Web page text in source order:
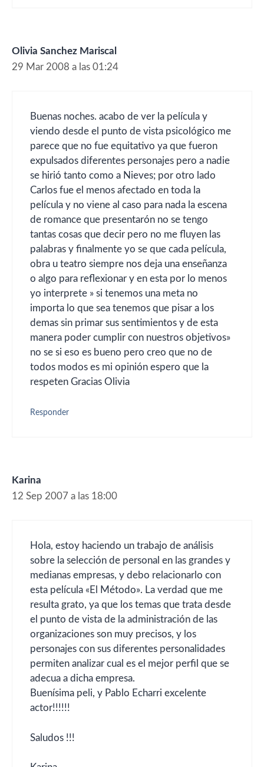
Olivia Sanchez Mariscal
29 Mar 2008 a las 01:24
Buenas noches. acabo de ver la película y
viendo desde el punto de vista psicológico me
parece que no fue equitativo ya que fueron
expulsados diferentes personajes pero a nadie
se hirió tanto como a Nieves; por otro lado
Carlos fue el menos afectado en toda la
película y no viene al caso para nada la escena
de romance que presentarón no se tengo
tantas cosas que decir pero no me fluyen las
palabras y finalmente yo se que cada película,
obra u teatro siempre nos deja una enseñanza
o algo para reflexionar y en esta por lo menos
yo interprete » si tenemos una meta no
importa lo que sea tenemos que pisar a los
demas sin primar sus sentimientos y de esta
manera poder cumplir con nuestros objetivos»
no se si eso es bueno pero creo que no de
todos modos es mi opinión espero que la
respeten Gracias Olivia
Responder
Karina
12 Sep 2007 a las 18:00
Hola, estoy haciendo un trabajo de análisis
sobre la selección de personal en las grandes y
medianas empresas, y debo relacionarlo con
esta película «El Método». La verdad que me
resulta grato, ya que los temas que trata desde
el punto de vista de la administración de las
organizaciones son muy precisos, y los
personajes con sus diferentes personalidades
permiten analizar cual es el mejor perfil que se
adecua a dicha empresa.
Buenísima peli, y Pablo Echarri excelente
actor!!!!!!
Saludos !!!